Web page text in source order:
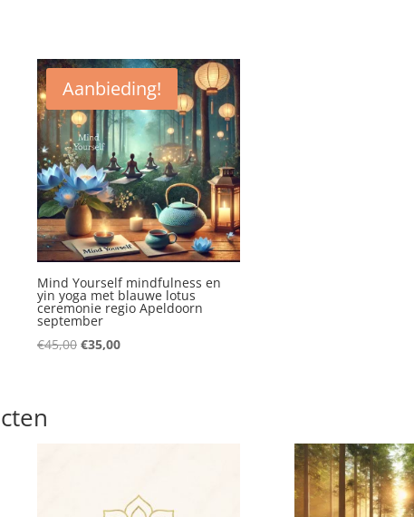
Aanbieding!
Mind Yourself mindfulness en
yin yoga met blauwe lotus
ceremonie regio Apeldoorn
september
€45,00 Oorspronkelijke
€35,00Huidige